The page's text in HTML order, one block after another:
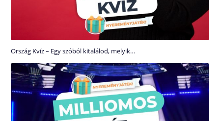
Ország Kvíz – Egy szóból kitalálod, melyik…